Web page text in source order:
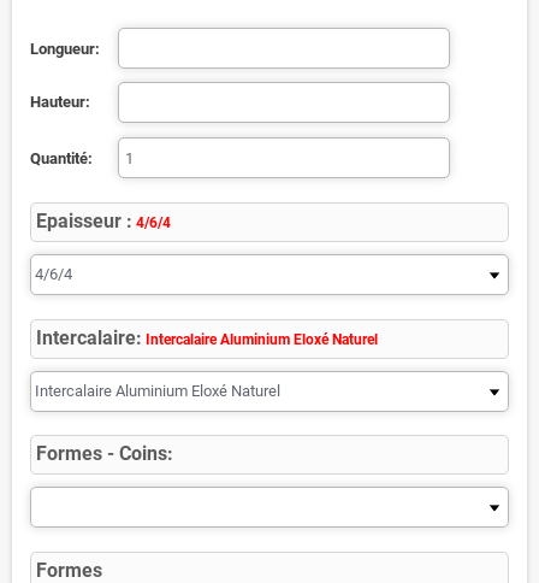
Longueur:
Hauteur:
Quantité:
Epaisseur : 4/6/4
Intercalaire: Intercalaire Aluminium Eloxé Naturel
Formes - Coins:
Formes